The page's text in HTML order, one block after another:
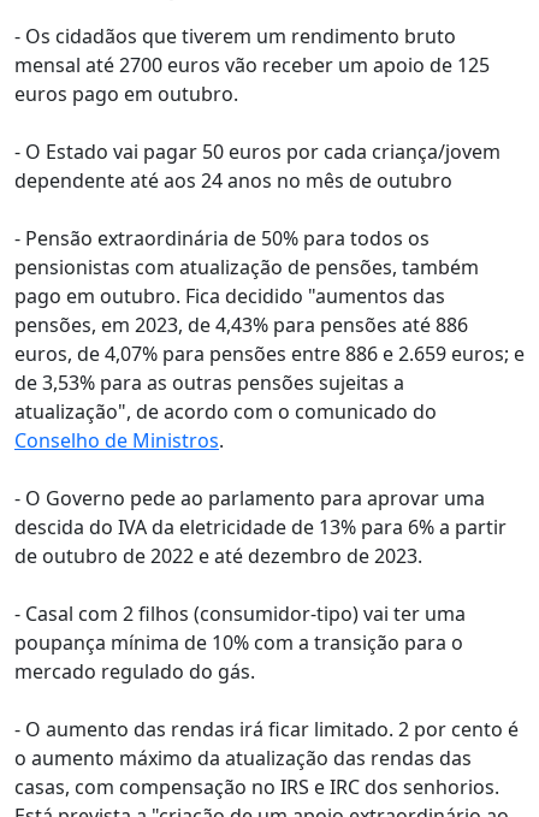
- Os cidadãos que tiverem um rendimento bruto
mensal até 2700 euros vão receber um apoio de 125
euros pago em outubro.
- O Estado vai pagar 50 euros por cada criança/jovem
dependente até aos 24 anos no mês de outubro
- Pensão extraordinária de 50% para todos os
pensionistas com atualização de pensões, também
pago em outubro. Fica decidido "aumentos das
pensões, em 2023, de 4,43% para pensões até 886
euros, de 4,07% para pensões entre 886 e 2.659 euros; e
de 3,53% para as outras pensões sujeitas a
atualização", de acordo com o comunicado do
Conselho de Ministros.
- O Governo pede ao parlamento para aprovar uma
descida do IVA da eletricidade de 13% para 6% a partir
de outubro de 2022 e até dezembro de 2023.
- Casal com 2 filhos (consumidor-tipo) vai ter uma
poupança mínima de 10% com a transição para o
mercado regulado do gás.
- O aumento das rendas irá ficar limitado. 2 por cento é
o aumento máximo da atualização das rendas das
casas, com compensação no IRS e IRC dos senhorios.